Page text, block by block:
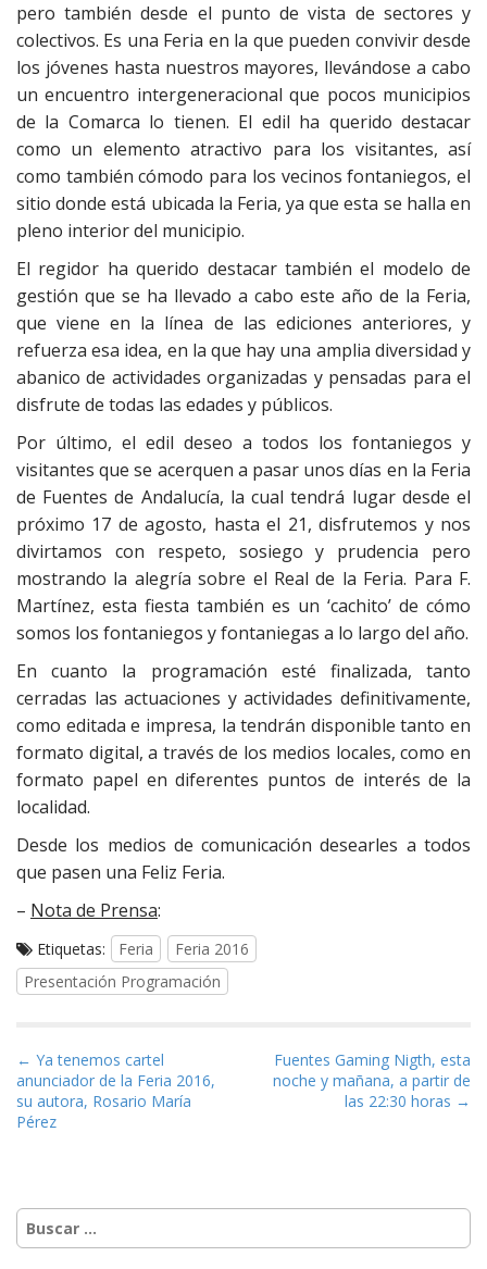
pero también desde el punto de vista de sectores y
colectivos. Es una Feria en la que pueden convivir desde
los jóvenes hasta nuestros mayores, llevándose a cabo
un encuentro intergeneracional que pocos municipios
de la Comarca lo tienen. El edil ha querido destacar
como un elemento atractivo para los visitantes, así
como también cómodo para los vecinos fontaniegos, el
sitio donde está ubicada la Feria, ya que esta se halla en
pleno interior del municipio.
El regidor ha querido destacar también el modelo de
gestión que se ha llevado a cabo este año de la Feria,
que viene en la línea de las ediciones anteriores, y
refuerza esa idea, en la que hay una amplia diversidad y
abanico de actividades organizadas y pensadas para el
disfrute de todas las edades y públicos.
Por último, el edil deseo a todos los fontaniegos y
visitantes que se acerquen a pasar unos días en la Feria
de Fuentes de Andalucía, la cual tendrá lugar desde el
próximo 17 de agosto, hasta el 21, disfrutemos y nos
divirtamos con respeto, sosiego y prudencia pero
mostrando la alegría sobre el Real de la Feria. Para F.
Martínez, esta fiesta también es un ‘cachito’ de cómo
somos los fontaniegos y fontaniegas a lo largo del año.
En cuanto la programación esté finalizada, tanto
cerradas las actuaciones y actividades definitivamente,
como editada e impresa, la tendrán disponible tanto en
formato digital, a través de los medios locales, como en
formato papel en diferentes puntos de interés de la
localidad.
Desde los medios de comunicación desearles a todos
que pasen una Feliz Feria.
– Nota de Prensa:
Etiquetas: Feria
Feria 2016
Presentación Programación
Navegación de entradas
← Ya tenemos cartel
anunciador de la Feria 2016,
su autora, Rosario María
Pérez
Fuentes Gaming Nigth, esta
noche y mañana, a partir de
las 22:30 horas →